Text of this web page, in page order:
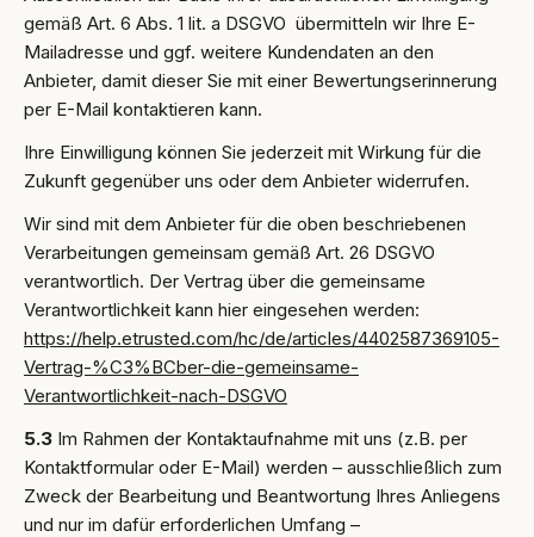
gemäß Art. 6 Abs. 1 lit. a DSGVO übermitteln wir Ihre E-
Mailadresse und ggf. weitere Kundendaten an den
Anbieter, damit dieser Sie mit einer Bewertungserinnerung
per E-Mail kontaktieren kann.
Ihre Einwilligung können Sie jederzeit mit Wirkung für die
Zukunft gegenüber uns oder dem Anbieter widerrufen.
Wir sind mit dem Anbieter für die oben beschriebenen
Verarbeitungen gemeinsam gemäß Art. 26 DSGVO
verantwortlich. Der Vertrag über die gemeinsame
Verantwortlichkeit kann hier eingesehen werden:
https://help.etrusted.com/hc/de/articles/4402587369105-
Vertrag-%C3%BCber-die-gemeinsame-
Verantwortlichkeit-nach-DSGVO
5.3 Im Rahmen der Kontaktaufnahme mit uns (z.B. per
Kontaktformular oder E-Mail) werden – ausschließlich zum
Zweck der Bearbeitung und Beantwortung Ihres Anliegens
und nur im dafür erforderlichen Umfang –